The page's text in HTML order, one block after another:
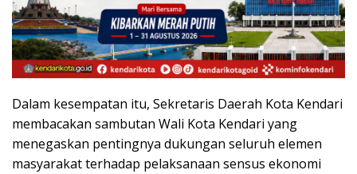
Dalam kesempatan itu, Sekretaris Daerah Kota Kendari
membacakan sambutan Wali Kota Kendari yang
menegaskan pentingnya dukungan seluruh elemen
masyarakat terhadap pelaksanaan sensus ekonomi